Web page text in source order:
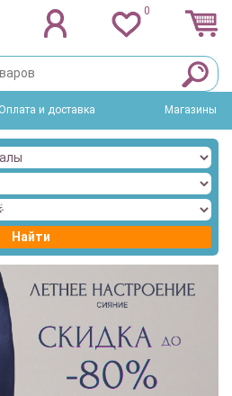
0
Оплата и доставка Магазины
Найти